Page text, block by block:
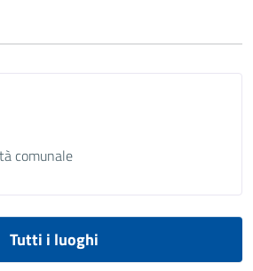
comunale
Tutti i luoghi